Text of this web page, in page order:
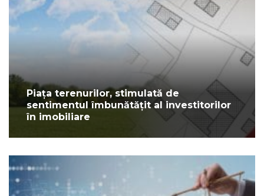
Piața terenurilor, stimulată de
sentimentul îmbunătățit al investitorilor
în imobiliare